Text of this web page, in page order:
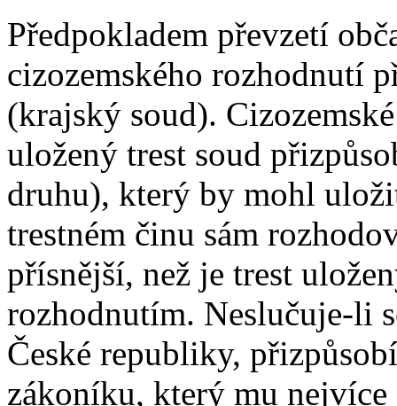
Předpokladem převzetí
cizozemského rozhodnutí
(krajský soud).
uložený trest soud
druhu), který by mohl
trestném činu sám
přísnější, než je trest
rozhodnutím. Neslučuje-li
České republiky,
zákoníku, který mu